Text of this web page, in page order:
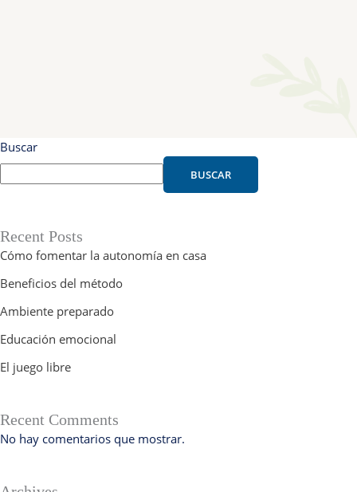
Buscar
BUSCAR
Recent Posts
Cómo fomentar la autonomía en casa
Beneficios del método
Ambiente preparado
Educación emocional
El juego libre
Recent Comments
No hay comentarios que mostrar.